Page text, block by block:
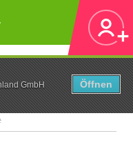
GmbH
Öffnen